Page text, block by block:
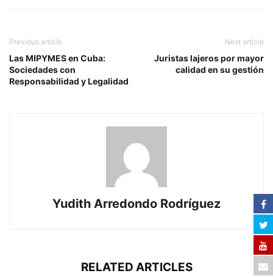
Previous article
Las MIPYMES en Cuba:
Sociedades con
Responsabilidad y Legalidad
Next article
Juristas lajeros por mayor
calidad en su gestión
Yudith Arredondo Rodríguez
RELATED ARTICLES